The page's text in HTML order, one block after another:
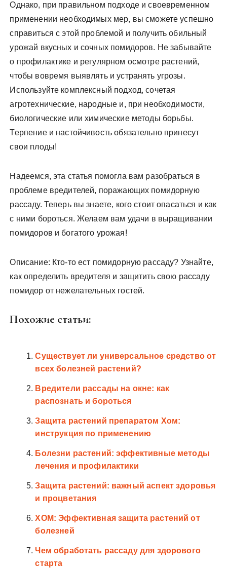
Однако, при правильном подходе и своевременном
применении необходимых мер, вы сможете успешно
справиться с этой проблемой и получить обильный
урожай вкусных и сочных помидоров. Не забывайте
о профилактике и регулярном осмотре растений,
чтобы вовремя выявлять и устранять угрозы.
Используйте комплексный подход, сочетая
агротехнические, народные и, при необходимости,
биологические или химические методы борьбы.
Терпение и настойчивость обязательно принесут
свои плоды!
Надеемся, эта статья помогла вам разобраться в
проблеме вредителей, поражающих помидорную
рассаду. Теперь вы знаете, кого стоит опасаться и как
с ними бороться. Желаем вам удачи в выращивании
помидоров и богатого урожая!
Описание: Кто-то ест помидорную рассаду? Узнайте,
как определить вредителя и защитить свою рассаду
помидор от нежелательных гостей.
Похожие статьи:
Существует ли универсальное средство от
всех болезней растений?
Вредители рассады на окне: как
распознать и бороться
Защита растений препаратом Хом:
инструкция по применению
Болезни растений: эффективные методы
лечения и профилактики
Защита растений: важный аспект здоровья
и процветания
ХОМ: Эффективная защита растений от
болезней
Чем обработать рассаду для здорового
старта